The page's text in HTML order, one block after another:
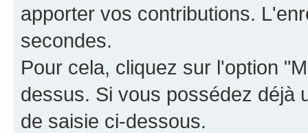
apporter vos contributions.
secondes.
Pour cela, cliquez sur l'option
dessus. Si vous possédez déjà
de saisie ci-dessous.